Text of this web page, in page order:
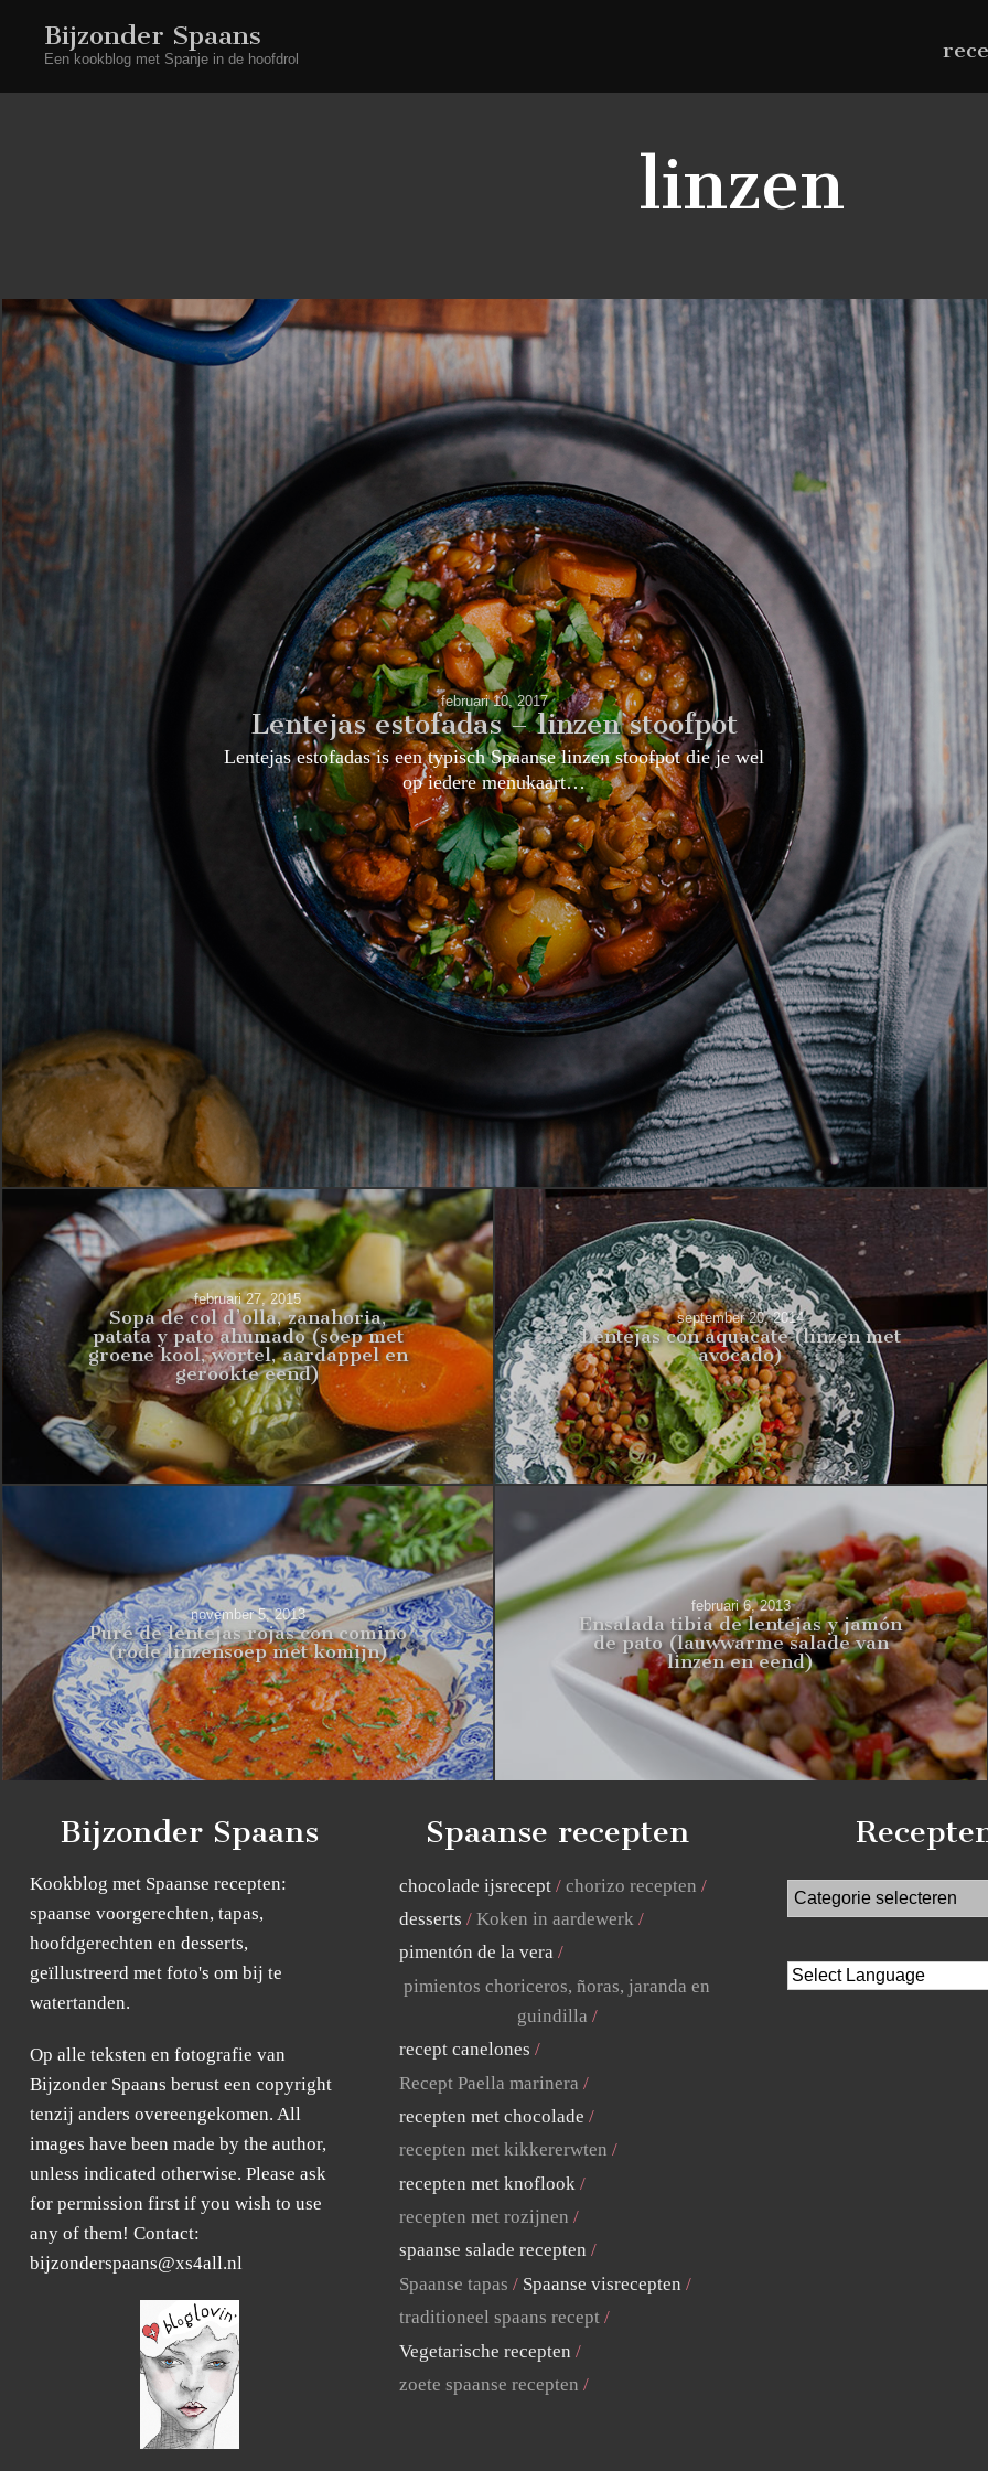
Bijzonder Spaans
Een kookblog met Spanje in de hoofdrol
linzen
februari 10, 2017
Lentejas estofadas – linzen stoofpot
Lentejas estofadas is een typisch Spaanse linzen stoofpot die je wel
op iedere menukaart…
februari 27, 2015
Sopa de col d’olla, zanahoria,
patata y pato ahumado (soep met
groene kool, wortel, aardappel en
gerookte eend)
september 20, 2014
Lentejas con aquacate (linzen met
avocado)
november 5, 2013
Puré de lentejas rojas con comino
(rode linzensoep met komijn)
februari 6, 2013
Ensalada tibia de lentejas y jamón
de pato (lauwwarme salade van
linzen en eend)
Bijzonder Spaans
Kookblog met Spaanse recepten:
spaanse voorgerechten, tapas,
hoofdgerechten en desserts,
geïllustreerd met foto's om bij te
watertanden.
Op alle teksten en fotografie van
Bijzonder Spaans berust een copyright
tenzij anders overeengekomen. All
images have been made by the author,
unless indicated otherwise. Please ask
for permission first if you wish to use
any of them! Contact:
bijzonderspaans@xs4all.nl
Spaanse recepten
chocolade ijsrecept
chorizo recepten
desserts
Koken in aardewerk
pimentón de la vera
pimientos choriceros, ñoras, jaranda en
guindilla
recept canelones
Recept Paella marinera
recepten met chocolade
recepten met kikkererwten
recepten met knoflook
recepten met rozijnen
spaanse salade recepten
Spaanse tapas
Spaanse visrecepten
traditioneel spaans recept
Vegetarische recepten
zoete spaanse recepten